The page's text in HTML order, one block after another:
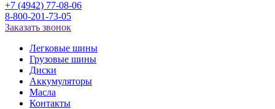
+7 (4942) 77-08-06
8-800-201-73-05
Заказать звонок
Легковые шины
Грузовые шины
Диски
Аккумуляторы
Масла
Контакты